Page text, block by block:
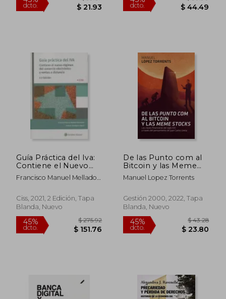
45%
dcto.
$ 39.87
$ 21.93
45%
dcto.
Guía Práctica del Iva:
Contiene el Nuevo
Régimen del
Comercio Electrónico
Francisco Manuel Mellado
Rodr&Iacute;Guez Vegazo
Ciss, 2021, 2 Edición, Tapa
Blanda, Nuevo
De las Punto com al
Bitcoin y las Meme
Stocks
Manuel Lopez Torrents
Gestión 2000, 2022, Tapa
Blanda, Nuevo